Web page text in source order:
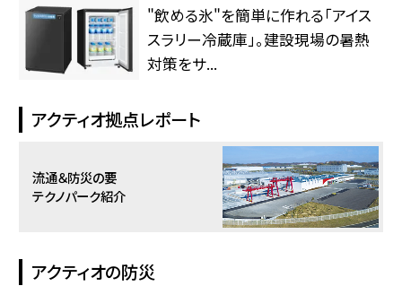
"飲める氷"を簡単に作れる「アイス
スラリー冷蔵庫」。建設現場の暑熱
対策をサ...
アクティオ拠点レポート
流通＆防災の要
テクノパーク紹介
アクティオの防災